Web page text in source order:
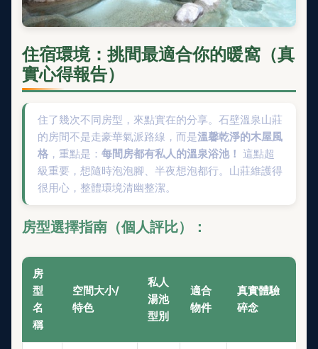
住宿環境：挑間最適合你的暖窩（真
實心得報告）
住了幾次不同房型，來點實在的分享。石壁溫泉山莊
的房間不是走豪華氣派路線，而是溫馨乾淨的木屋風
格 ，重點是： 每間房都有私人的溫泉浴池！ 這點超
級重要，想隨時泡泡腳、半夜想泡都行。山莊維護得
很用心，整體環境清幽整潔。
房型選擇指南（個人評比）：
房
型
名
稱
空間大小/
特色
私人
湯池
型別
適合
物件
真實體驗
碎念